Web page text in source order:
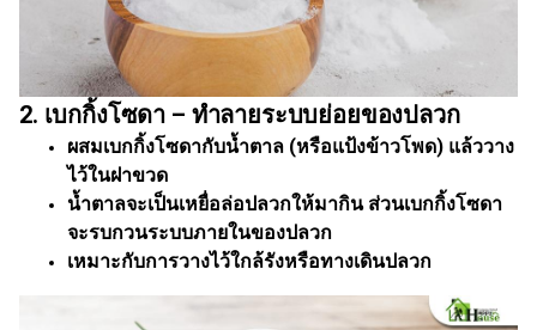
2. เบกกิ้งโซดา – ทำลายระบบย่อยของปลวก
ผสมเบกกิ้งโซดากับน้ำตาล (หรือแป้งข้าวโพด) แล้ววาง
ไว้ในฝาขวด
น้ำตาลจะเป็นเหยื่อล่อปลวกให้มากิน ส่วนเบกกิ้งโซดา
จะรบกวนระบบภายในของปลวก
เหมาะกับการวางไว้ใกล้รังหรือทางเดินปลวก